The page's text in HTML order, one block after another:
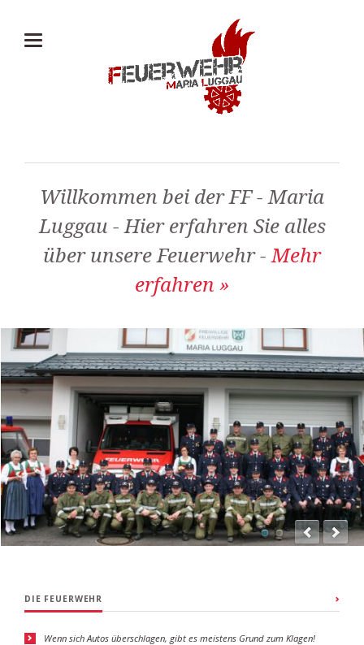
Willkommen bei der FF - Maria
Luggau - Hier erfahren Sie alles
über unsere Feuerwehr -Mehr
erfahren »
DIE FEUERWEHR
Wenn sich Autos überschlagen, gibt es meistens Grund zum Klagen!